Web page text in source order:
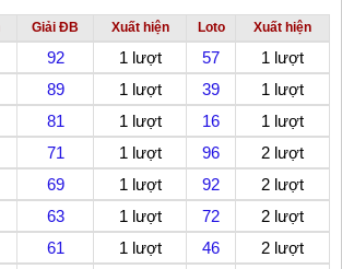
Giải ĐB Xuất hiện Loto Xuất hiện
92 1 lượt 57
1 lượt
89 1 lượt 39
1 lượt
81 1 lượt 16
1 lượt
71 1 lượt 96
2 lượt
69 1 lượt 92
2 lượt
63 1 lượt 72
2 lượt
61 1 lượt 46
2 lượt